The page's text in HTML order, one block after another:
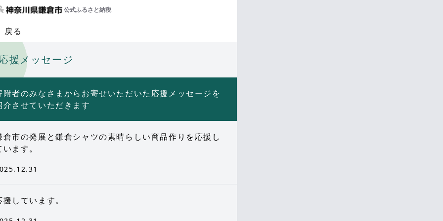
公式ふるさと納税
戻る
援メッセージ
附者のみなさまからお寄せいただいた応援メッセージを
介させていただきます
倉市の発展と鎌倉シャツの素晴らしい商品作りを応援し
います。
援しています。